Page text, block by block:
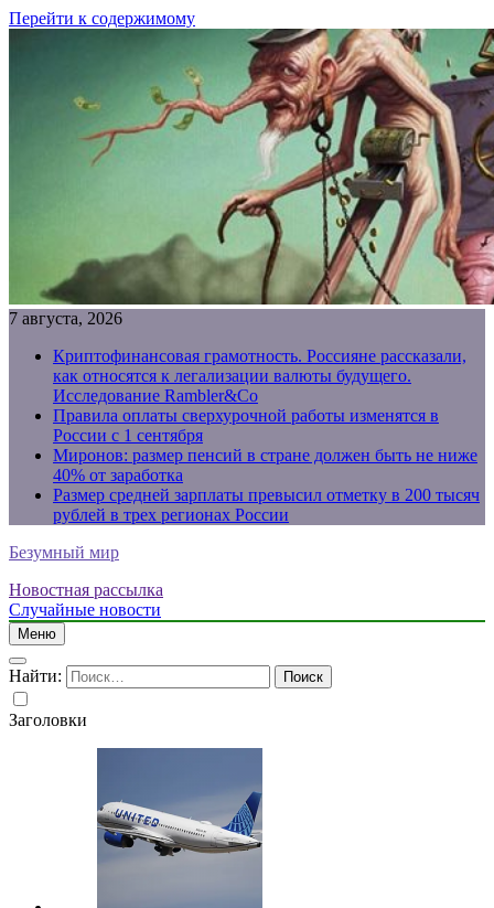
Перейти к содержимому
7 августа, 2026
Криптофинансовая грамотность. Россияне рассказали,
как относятся к легализации валюты будущего.
Исследование Rambler&Co
Правила оплаты сверхурочной работы изменятся в
России с 1 сентября
Миронов: размер пенсий в стране должен быть не ниже
40% от заработка
Размер средней зарплаты превысил отметку в 200 тысяч
рублей в трех регионах России
Безумный мир
Новостная рассылка
Случайные новости
Меню
Найти:
Заголовки